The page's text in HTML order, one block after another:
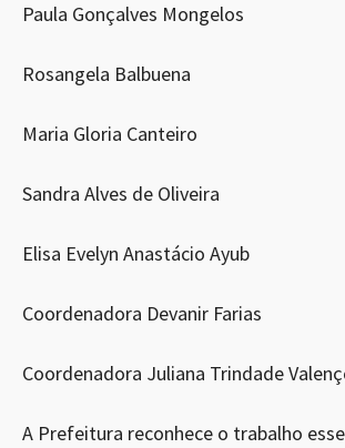
Paula Gonçalves Mongelos
Rosangela Balbuena
Maria Gloria Canteiro
Sandra Alves de Oliveira
Elisa Evelyn Anastácio Ayub
Coordenadora Devanir Farias
Coordenadora Juliana Trindade
A Prefeitura reconhece o trabalho